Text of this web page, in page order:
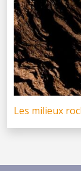
Les milieux